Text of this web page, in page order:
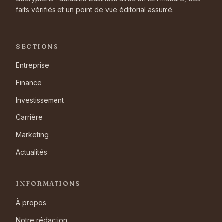
faits vérifiés et un point de vue éditorial assumé.
SECTIONS
Entreprise
Finance
Investissement
Carrière
Marketing
Actualités
INFORMATIONS
À propos
Notre rédaction